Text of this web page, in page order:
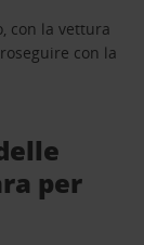
con la vettura
con la
per